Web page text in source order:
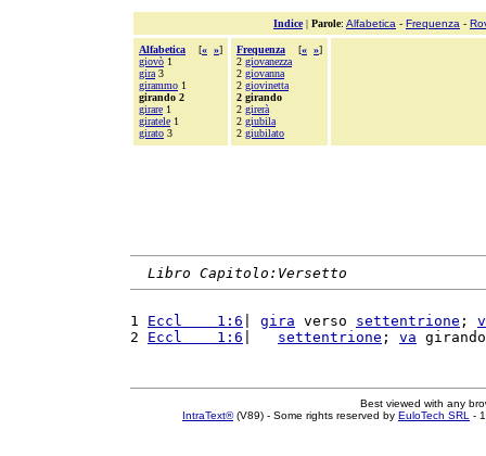
Indice| Parole: Alfabetica - Frequenza -
Alfabetica [« »]
giovò 1
gira 3
girammo 1
girando 2
girare 1
giratele 1
girato 3
Frequenza [« »]
2 giovanezza
2 giovanna
2 giovinetta
2 girando
2 girerà
2 giubila
2 giubilato
Libro Capitolo:Versetto
1 Eccl    1:6 gira verso settentrione ;
2 Eccl    1:6 settentrione ; va
Best viewed with any
IntraText®(V89) - Some rights reserved by EuloTech SRL -